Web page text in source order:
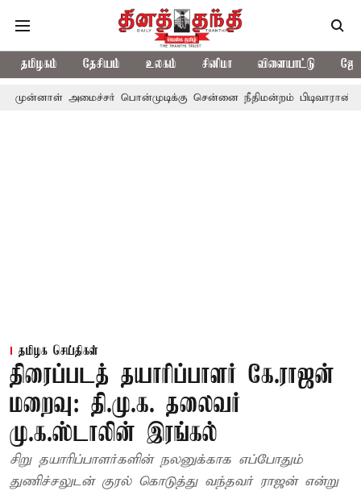
தமிழகம் தேசியம் உலகம் சினிமா விளையாட்டு
பொன்முடிக்கு சென்னை நீதிமன்றம் பிடிவாராண்ட்
தமிழக செய்திகள்
திரைப்படத் தயாரிப்பாளர் கே.ராஜன்
மறைவு: தி.மு.க. தலைவர்
மு.க.ஸ்டாலின் இரங்கல்
சிறு தயாரிப்பாளர்களின் நலனுக்காக எப்போதும்
துணிச்சலுடன் குரல் கொடுத்து வந்தவர் ராஜன் என்று